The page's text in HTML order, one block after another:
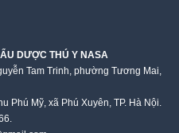
DƯỢC THÚ Y NASA
Tam Trinh, phường Tương Mai,
Phú Mỹ, xã Phú Xuyên, TP. Hà Nội.